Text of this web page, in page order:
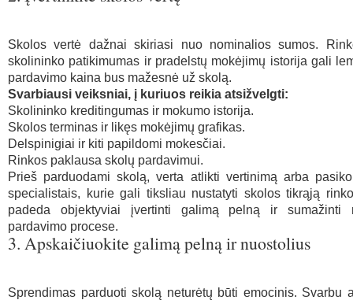
Skolos vertė dažnai skiriasi nuo nominalios sumos.
skolininko patikimumas ir pradelstų mokėjimų istorija gali
pardavimo kaina bus mažesnė už skolą.
Svarbiausi veiksniai, į kuriuos reikia atsižvelgti:
Skolininko kreditingumas ir mokumo istorija.
Skolos terminas ir likęs mokėjimų grafikas.
Delspinigiai ir kiti papildomi mokesčiai.
Rinkos paklausa skolų pardavimui.
Prieš parduodami skolą, verta atlikti vertinimą arba
specialistais, kurie gali tiksliau nustatyti skolos tikrąją
padeda objektyviai įvertinti galimą pelną ir sumažinti
pardavimo procese.
3. Apskaičiuokite galimą pelną ir nuostolius
Sprendimas parduoti skolą neturėtų būti emocinis. Svarbu